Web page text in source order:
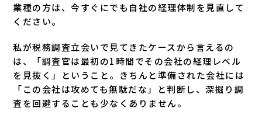
業種の方は、今すぐにでも自社の経理体制を見直して
ください。
私が税務調査立会いで見てきたケースから言えるの
は、「調査官は最初の1時間でその会社の経理レベル
を見抜く」ということ。きちんと準備された会社には
「この会社は攻めても無駄だな」と判断し、深掘り調
査を回避することも少なくありません。